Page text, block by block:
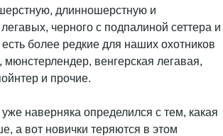
длинношерстную и
черного с подпалиной сеттера и
более редкие для наших охотников
венгерская легавая,
и прочие.
наверняка определился с тем, какая
а вот новички теряются в этом